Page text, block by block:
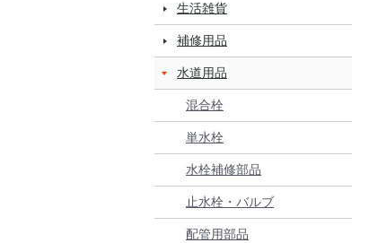
生活雑貨
補修用品
水道用品
混合栓
単水栓
水栓補修部品
止水栓・バルブ
配管用部品